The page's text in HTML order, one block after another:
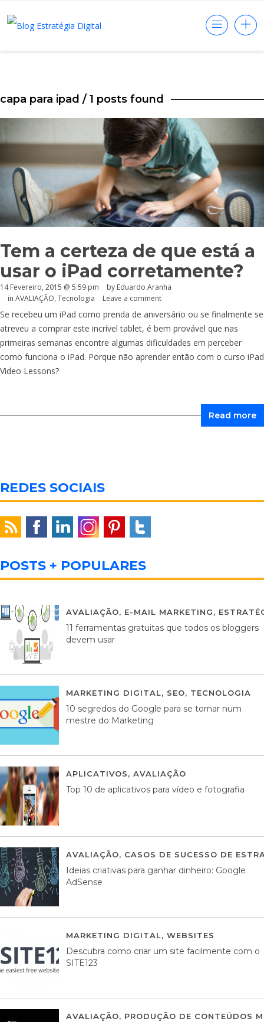
capa para ipad / 1 posts found
Tem a certeza de que está a
usar o iPad corretamente?
14 Fevereiro, 2015 @ 5:59 pm by Eduardo Aranha
in AVALIAÇÃO, Tecnologia Leave a comment
Se recebeu um iPad como prenda de aniversário ou se finalmente se
atreveu a comprar este incrível tablet, é bem provável que nas
primeiras semanas encontre algumas dificuldades em perceber
como funciona o iPad. Porque não aprender então com o curso iPad
Video Lessons?
Read more
REDES SOCIAIS
POSTS + POPULARES
AVALIAÇÃO, E-MAIL MARKETING,
11 ferramentas gratuitas que todos os bloggers
devem usar
MARKETING DIGITAL, SEO, TECNOLOGIA
10 segredos do Google para se tornar num
mestre do Marketing
APLICATIVOS, AVALIAÇÃO
Top 10 de aplicativos para vídeo e fotografia
AVALIAÇÃO, CASOS DE SUCESSO DE
Ideias criativas para ganhar dinheiro: Google
AdSense
MARKETING DIGITAL, WEBSITES
Descubra como criar um site facilmente com o
SITE123
AVALIAÇÃO, PRODUÇÃO DE CONTEÚDOS